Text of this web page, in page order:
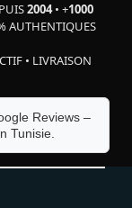
2004• +1000
AUTHENTIQUES
• LIVRAISON
Reviews –
Tunisie.